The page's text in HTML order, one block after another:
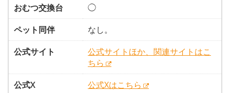
おむつ交換台
◯
ペット同伴
なし。
公式サイト
公式サイトほか、関連サイトはこ
ちら
公式X
公式Xはこちら